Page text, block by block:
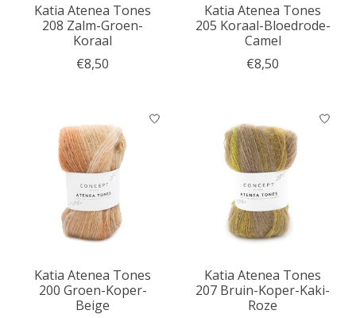
Katia Atenea Tones
208 Zalm-Groen-
Koraal
€8,50
Katia Atenea Tones
205 Koraal-Bloedrode-
Camel
€8,50
Katia Atenea Tones
200 Groen-Koper-
Beige
Katia Atenea Tones
207 Bruin-Koper-Kaki-
Roze